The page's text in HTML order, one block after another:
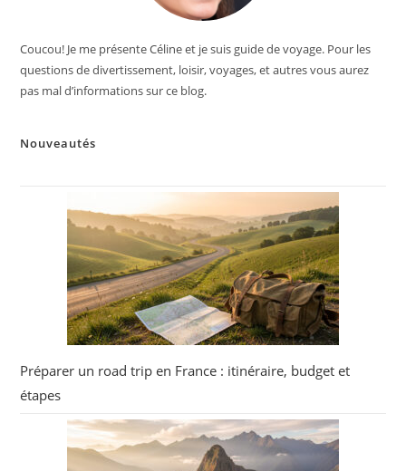
Coucou! Je me présente Céline et je suis guide de voyage. Pour les
questions de divertissement, loisir, voyages, et autres vous aurez
pas mal d’informations sur ce blog.
Nouveautés
Préparer un road trip en France : itinéraire, budget et
étapes